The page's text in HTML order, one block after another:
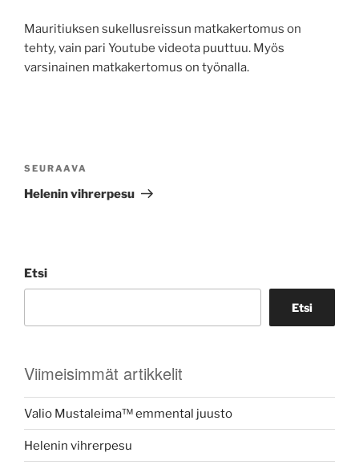
Mauritiuksen sukellusreissun matkakertomus on
tehty, vain pari Youtube videota puuttuu. Myös
varsinainen matkakertomus on työnalla.
selaus
Seuraava
artikkeli
SEURAAVA
Helenin vihrerpesu
Etsi
Etsi
Viimeisimmät artikkelit
Valio Mustaleima™ emmental juusto
Helenin vihrerpesu